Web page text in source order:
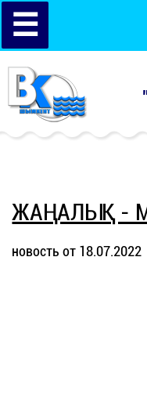
☰
ЖАҢАЛЫҚ -
новость от 18.07.2022